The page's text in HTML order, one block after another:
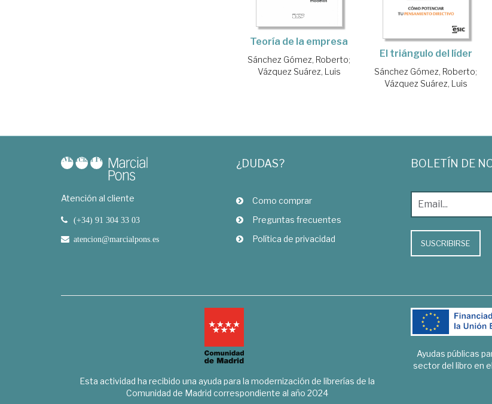
Teoría de la empresa
Sánchez Gómez, Roberto;
Vázquez Suárez, Luis
El triángulo del líder
Sánchez Gómez, Roberto;
Vázquez Suárez, Luis
Atención al cliente
(+34) 91 304 33 03
atencion@marcialpons.es
¿DUDAS?
Como comprar
Preguntas frecuentes
Política de privacidad
BOLETÍN DE
SUSCRIBIRSE
Esta actividad ha recibido una ayuda para la modernización de librerías de la
Comunidad de Madrid correspondiente al año 2024
Ayudas públicas
sector del libro en